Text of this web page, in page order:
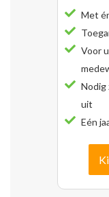
Met
Voor
Nodig
uit
Eén